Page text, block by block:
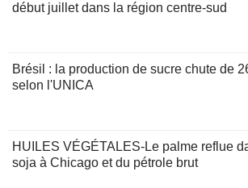
début juillet dans la région centre-sud
Brésil : la production de sucre chute de
selon l'UNICA
HUILES VÉGÉTALES-Le palme reflue
soja à Chicago et du pétrole brut